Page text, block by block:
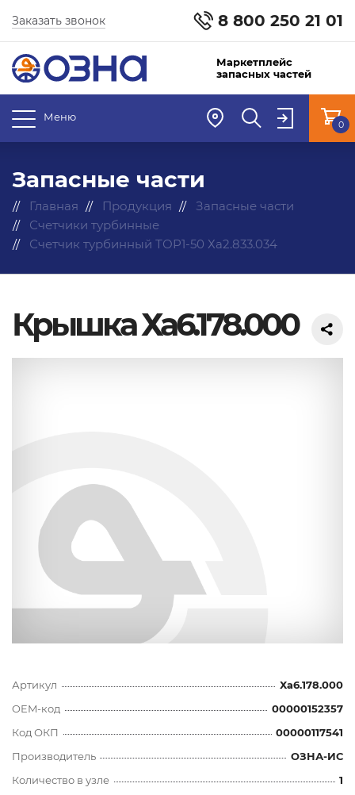
8 800 250 21 01
Заказать звонок
Маркетплейс
запасных частей
Меню
0
Запасные части
Главная Продукция
Запасные части
Счетчики турбинные
Счетчик турбинный ТОР1-50 Ха2.833.034
Крышка Ха6.178.000
Артикул
Ха6.178.000
OEM-код
00000152357
Код ОКП
00000117541
Производитель
ОЗНА-ИС
Количество в узле
1